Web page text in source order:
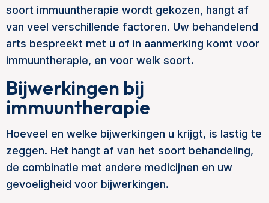
soort immuuntherapie wordt gekozen, hangt af
van veel verschillende factoren. Uw behandelend
arts bespreekt met u of in aanmerking komt voor
immuuntherapie, en voor welk soort.
Bijwerkingen bij
immuuntherapie
Hoeveel en welke bijwerkingen u krijgt, is lastig te
zeggen. Het hangt af van het soort behandeling,
de combinatie met andere medicijnen en uw
gevoeligheid voor bijwerkingen.